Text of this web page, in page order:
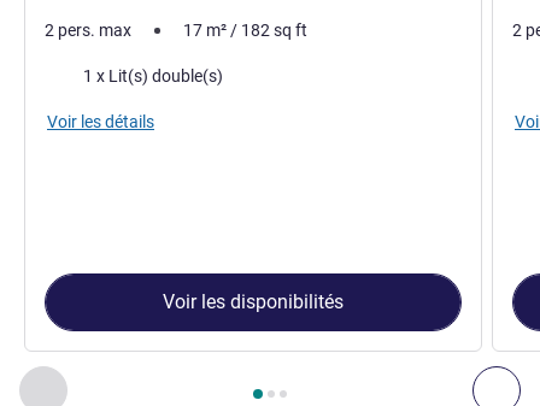
Précédent - Chambre
Page , Chambre 1 : Chambre Standard avec lit
2 pers. max 17 m²/ 182sq ft
Literie1 x Lit(s) double(s)
Voir les détails
Voir les disponibilités
2